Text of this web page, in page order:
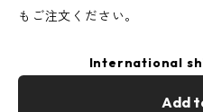
もご注文ください。
International
Add